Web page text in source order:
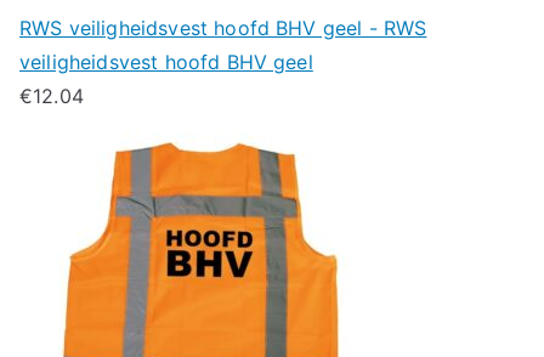
RWS veiligheidsvest hoofd BHV geel - RWS
veiligheidsvest hoofd BHV geel
€12.04